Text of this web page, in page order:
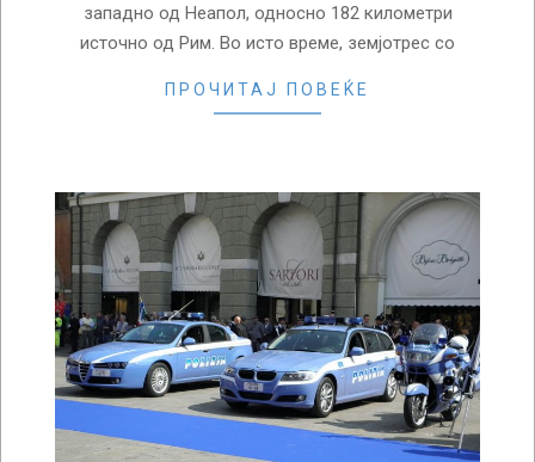
западно од Неапол, односно 182 километри
источно од Рим. Во исто време, земјотрес со
ПРОЧИТАЈ ПОВЕЌЕ